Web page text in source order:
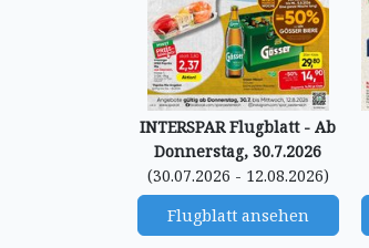
INTERSPAR Flugblatt - Ab
Donnerstag, 30.7.2026
(30.07.2026 - 12.08.2026)
Flugblatt ansehen